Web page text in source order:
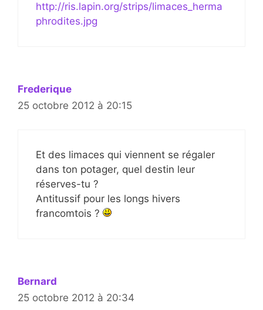
http://ris.lapin.org/strips/limaces_herma
phrodites.jpg
Frederique
25 octobre 2012 à 20:15
Et des limaces qui viennent se régaler
dans ton potager, quel destin leur
réserves-tu ?
Antitussif pour les longs hivers
francomtois ?
Bernard
25 octobre 2012 à 20:34